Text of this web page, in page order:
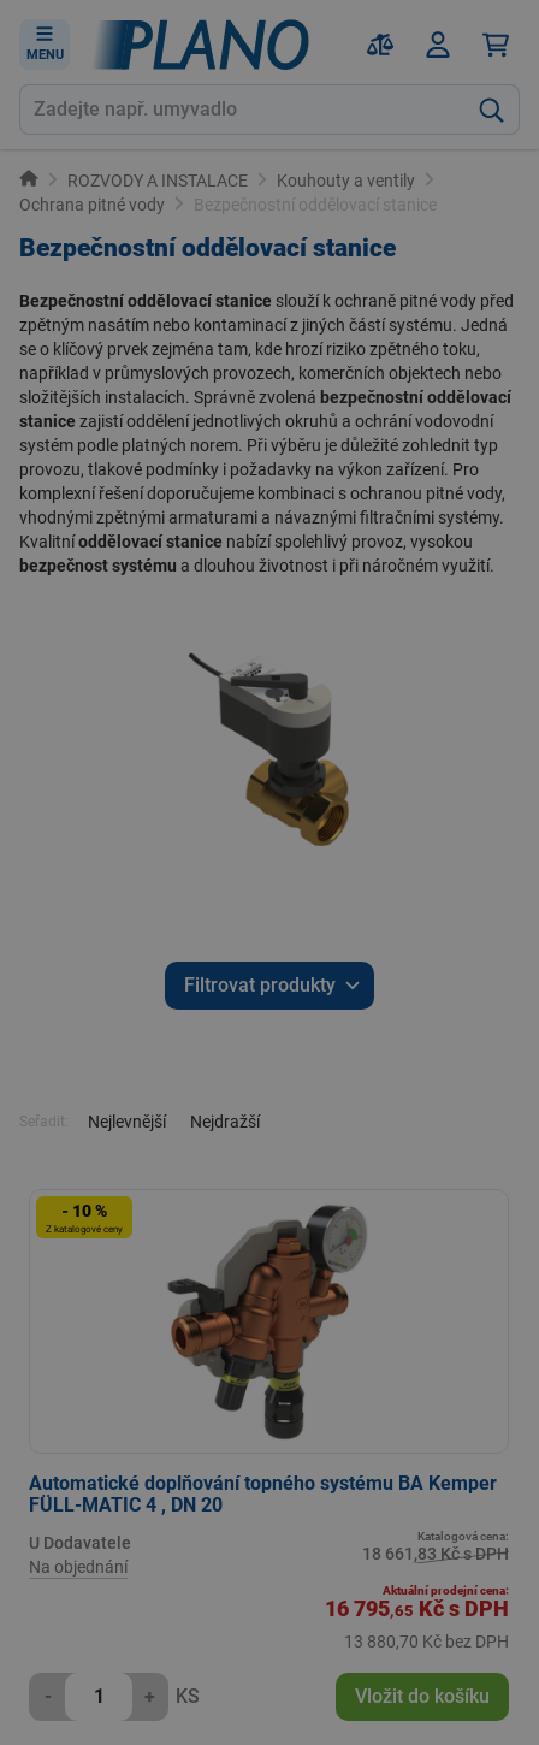
MENU
ROZVODY A INSTALACE
Kouhouty a ventily
Ochrana pitné vody
Bezpečnostní oddělovací stanice
Bezpečnostní oddělovací stanice
Bezpečnostní oddělovací stanice slouží k ochraně pitné vody před
zpětným nasátím nebo kontaminací z jiných částí systému. Jedná
se o klíčový prvek zejména tam, kde hrozí riziko zpětného toku,
například v průmyslových provozech, komerčních objektech nebo
složitějších instalacích. Správně zvolená bezpečnostní oddělovací
stanice zajistí oddělení jednotlivých okruhů a ochrání vodovodní
systém podle platných norem. Při výběru je důležité zohlednit typ
provozu, tlakové podmínky i požadavky na výkon zařízení. Pro
komplexní řešení doporučujeme kombinaci sochranou pitné vody,
vhodnýmizpětnými armaturami a návaznýmifiltračními systémy.
Kvalitníoddělovací stanice nabízí spolehlivý provoz, vysokou
bezpečnost systému a dlouhou životnost i při náročném využití.
Filtrovat produkty
Seřadit: Nejlevnější Nejdražší
- 10 %
Z katalogové ceny
Automatické doplňování topného systému BA Kemper
FÜLL-MATIC 4 , DN 20
U Dodavatele
Na objednání
Katalogová cena:
18 661,83 Kč s DPH
Aktuální prodejní cena:
16 795,65 Kčs DPH
13 880,70 Kč bez DPH
- + KS Vložit do košíku